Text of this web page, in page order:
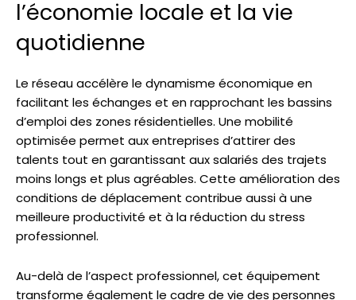
l’économie locale et la vie
quotidienne
Le réseau accélère le dynamisme économique en
facilitant les échanges et en rapprochant les bassins
d’emploi des zones résidentielles. Une mobilité
optimisée permet aux entreprises d’attirer des
talents tout en garantissant aux salariés des trajets
moins longs et plus agréables. Cette amélioration des
conditions de déplacement contribue aussi à une
meilleure productivité et à la réduction du stress
professionnel.
Au-delà de l’aspect professionnel, cet équipement
transforme également le cadre de vie des personnes